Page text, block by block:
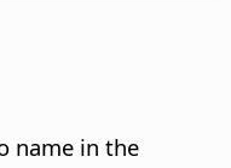
name in the